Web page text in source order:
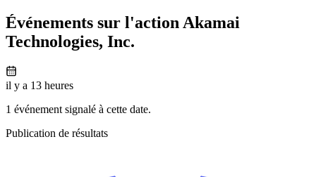
Événements sur l'action Akamai
Technologies, Inc.
il y a 13 heures
1 événement signalé à cette date.
Publication de résultats